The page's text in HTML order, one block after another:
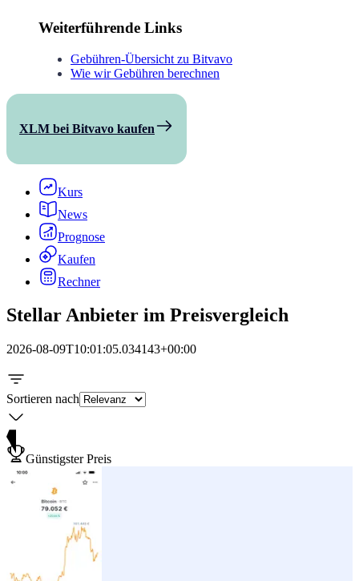
Weiterführende Links
Gebühren-Übersicht zu Bitvavo
Wie wir Gebühren berechnen
XLM bei Bitvavo kaufen
Kurs
News
Prognose
Kaufen
Rechner
Stellar Anbieter im Preisvergleich
2026-08-09T10:01:05.034143+00:00
Sortieren nach
Günstigster Preis